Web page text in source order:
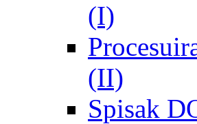
(I)
(II)
Spisak